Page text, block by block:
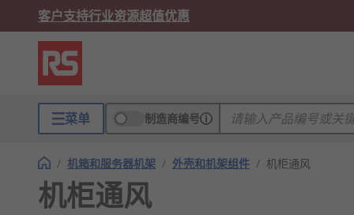
客户支持行业资源超值优惠
菜单 制造商编号
/ 机箱和服务器机架 / 外壳和机架组件 / 机柜通风
机柜通风